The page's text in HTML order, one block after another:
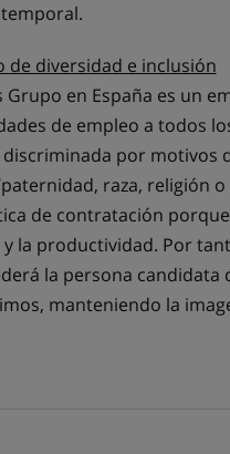
de diversidad e inclusión
Grupo en España es un
de empleo a todos
por motivos
raza, religión
de contratación
la productividad. Por
la persona
manteniendo la